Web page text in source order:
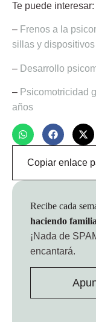
Te puede interesar:
– Frenos a la
sillas y dispositivos
– Desarrollo
– Psicomotricidad
años
Copiar enlace
Recibe cada
haciendo familia
¡Nada de
encantará.